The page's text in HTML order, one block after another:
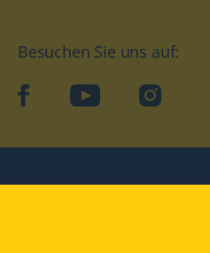
Besuchen Sie uns auf:
facebook YouTube Instagram